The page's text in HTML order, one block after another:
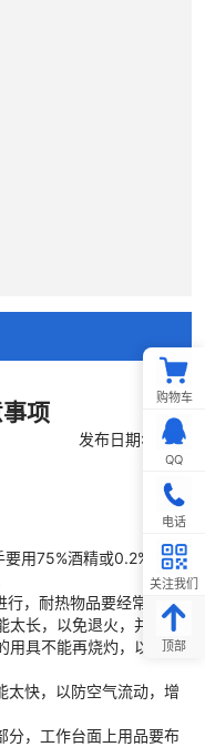
项
发布日期:10-18
用75%酒精或0.2%新洁
行，耐热物品要经常在火
长，以免退火，并冷却
用具不能再烧灼，以免烧
太快，以防空气流动，增
分，工作台面上用品要布
购物车
QQ
电话
关注我们
顶部